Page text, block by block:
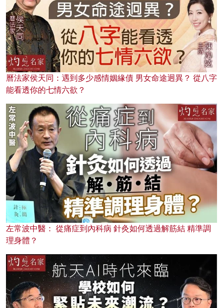
曆法家侯天同：遇到多少感情姻緣債 男女命途迥異？ 從八字
能看透你的七情六欲？
左常波中醫： 從痛症到內科病 針灸如何透過解筋結 精準調
理身體？